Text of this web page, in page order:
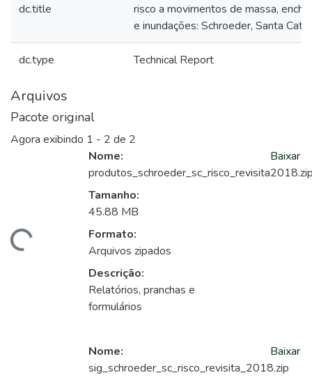
dc.title
risco a movimentos de massa,
e inundações: Schroeder, Santa
dc.type Technical Report
Arquivos
Pacote original
Agora exibindo 1 - 2 de 2
Nome:
Tamanho:
45.88 MB
Formato:
Arquivos zipados
Descrição:
Relatórios, pranchas e
formulários
Baixar
Nome:
sig_schroeder_sc_risco_revisita_2018.zip
Baixar